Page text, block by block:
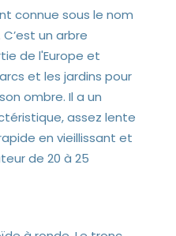
connue sous le nom
un arbre
de l'Europe et
et les jardins pour
ombre. Il a un
assez lente
en vieillissant et
de 20 à 25